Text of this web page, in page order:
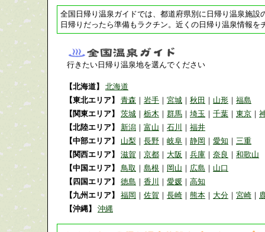
全国日帰り温泉ガイドでは、都道府県別に日帰り温泉施設
日帰りだったら準備もラクチン。近くの日帰り温泉情報を
行きたい日帰り温泉地を選んでください
【北海道】
北海道
【東北エリア】
青森 ｜ 岩手 ｜ 宮城 ｜ 秋田 ｜ 山形 ｜ 福島
【関東エリア】
茨城 ｜ 栃木 ｜ 群馬 ｜ 埼玉 ｜ 千葉 ｜ 東京 ｜
【北陸エリア】
新潟 ｜ 富山 ｜ 石川 ｜ 福井
【中部エリア】
山梨 ｜ 長野 ｜ 岐阜 ｜ 静岡 ｜ 愛知 ｜ 三重
【関西エリア】
滋賀 ｜ 京都 ｜ 大阪 ｜ 兵庫 ｜ 奈良 ｜ 和歌山
【中国エリア】
鳥取 ｜ 島根 ｜ 岡山 ｜ 広島 ｜ 山口
【四国エリア】
徳島 ｜ 香川 ｜ 愛媛 ｜ 高知
【九州エリア】
福岡 ｜ 佐賀 ｜ 長崎 ｜ 熊本 ｜ 大分 ｜ 宮崎 ｜
【沖縄】
沖縄